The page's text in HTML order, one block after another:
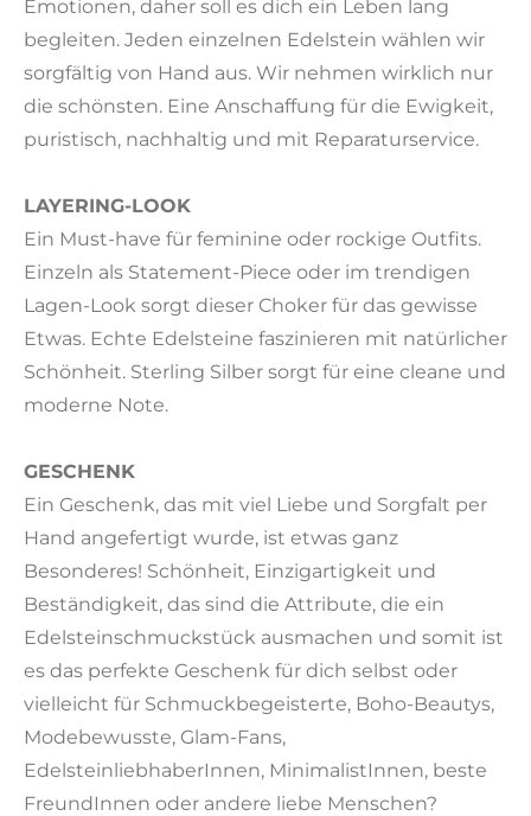
Emotionen, daher soll es dich ein Leben lang
begleiten. Jeden einzelnen Edelstein wählen wir
sorgfältig von Hand aus. Wir nehmen wirklich nur
die schönsten. Eine Anschaffung für die Ewigkeit,
puristisch, nachhaltig und mit Reparaturservice.
LAYERING-LOOK
Ein Must-have für feminine oder rockige Outfits.
Einzeln als Statement-Piece oder im trendigen
Lagen-Look sorgt dieser Choker für das gewisse
Etwas. Echte Edelsteine faszinieren mit natürlicher
Schönheit. Sterling Silber sorgt für eine cleane und
moderne Note.
GESCHENK
Ein Geschenk, das mit viel Liebe und Sorgfalt per
Hand angefertigt wurde, ist etwas ganz
Besonderes! Schönheit, Einzigartigkeit und
Beständigkeit, das sind die Attribute, die ein
Edelsteinschmuckstück ausmachen und somit ist
es das perfekte Geschenk für dich selbst oder
vielleicht für Schmuckbegeisterte, Boho-Beautys,
Modebewusste, Glam-Fans,
EdelsteinliebhaberInnen, MinimalistInnen, beste
FreundInnen oder andere liebe Menschen?